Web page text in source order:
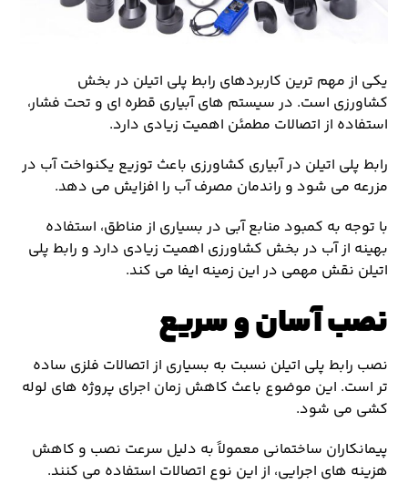
یکی از مهم ترین کاربردهای رابط پلی اتیلن در بخش
کشاورزی است. در سیستم های آبیاری قطره ای و تحت فشار،
استفاده از اتصالات مطمئن اهمیت زیادی دارد.
رابط پلی اتیلن در آبیاری کشاورزی باعث توزیع یکنواخت آب در
مزرعه می شود و راندمان مصرف آب را افزایش می دهد.
با توجه به کمبود منابع آبی در بسیاری از مناطق، استفاده
بهینه از آب در بخش کشاورزی اهمیت زیادی دارد و رابط پلی
اتیلن نقش مهمی در این زمینه ایفا می کند.
نصب آسان و سریع
نصب رابط پلی اتیلن نسبت به بسیاری از اتصالات فلزی ساده
تر است. این موضوع باعث کاهش زمان اجرای پروژه های لوله
کشی می شود.
پیمانکاران ساختمانی معمولاً به دلیل سرعت نصب و کاهش
هزینه های اجرایی، از این نوع اتصالات استفاده می کنند.